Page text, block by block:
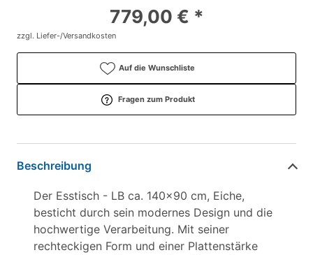
779,00 € *
zzgl. Liefer-/Versandkosten
Auf die Wunschliste
Fragen zum Produkt
Beschreibung
Der Esstisch - LB ca. 140x90 cm, Eiche,
besticht durch sein modernes Design und die
hochwertige Verarbeitung. Mit seiner
rechteckigen Form und einer Plattenstärke